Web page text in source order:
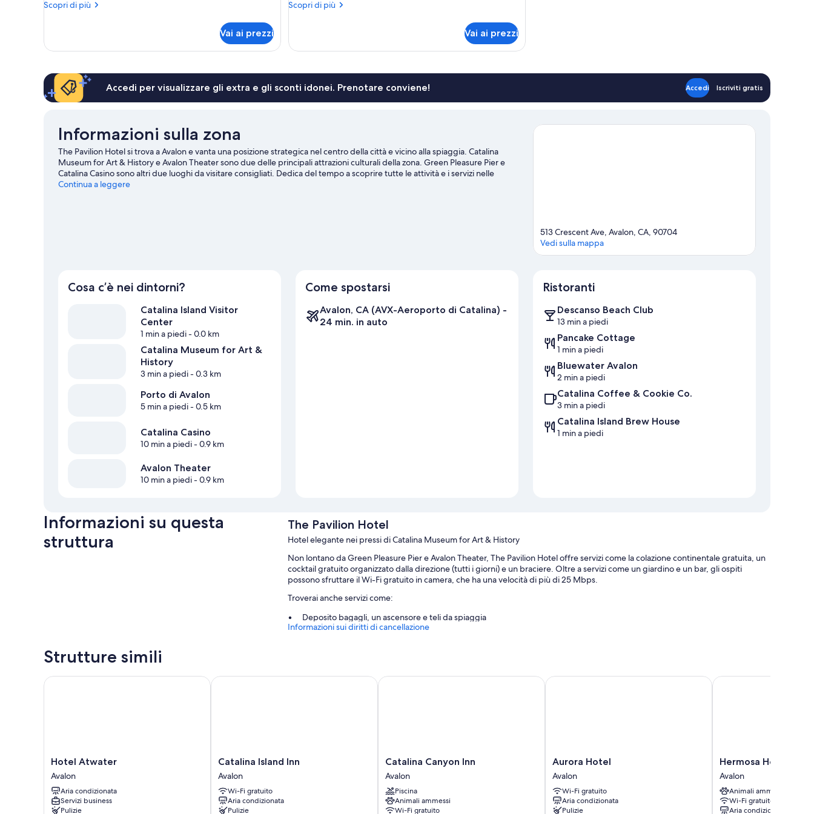
king
Scopri di più
Altri
Superior,
king
Vai ai prezzi
Scopri di più
Altri
Vai ai prezzi
Accedi per visualizzare gli extra e gli sconti idonei. Prenotare conviene! Accedi Iscriviti gratis
Informazioni sulla zona
The Pavilion Hotel si trova a Avalon e vanta una posizione strategica nel centro della città e vicino alla spiaggia. Catalina
Museum for Art & History e Avalon Theater sono due delle principali attrazioni culturali della zona. Green Pleasure Pier e
Catalina Casino sono altri due luoghi da visitare consigliati. Dedica del tempo a scoprire tutte le attività e i servizi nelle
vicinanze, come jogging e golf.
Continua a leggere
513 Crescent Ave, Avalon, CA, 90704
Vedi sulla mappa
Cosa c’è nei dintorni?
Catalina Island Visitor
Center
1 min a piedi- 0.0 km
Catalina Museum for Art &
History
3 min a piedi- 0.3 km
Porto di Avalon
5 min a piedi- 0.5 km
Catalina Casino
10 min a piedi- 0.9 km
Avalon Theater
10 min a piedi- 0.9 km
Come spostarsi
Avalon, CA (AVX-Aeroporto di Catalina) -
24 min. in auto
Ristoranti
Descanso Beach Club
13 min a piedi
Pancake Cottage
1 min a piedi
Bluewater Avalon
2 min a piedi
Catalina Coffee & Cookie Co.
3 min a piedi
Catalina Island Brew House
1 min a piedi
Informazioni su questa
struttura
The Pavilion Hotel
Hotel elegante nei pressi di Catalina Museum for Art & History
Non lontano da Green Pleasure Pier e Avalon Theater, The Pavilion Hotel offre servizi come la colazione continentale gratuita, un
cocktail gratuito organizzato dalla direzione (tutti i giorni) e un braciere. Oltre a servizi come un giardino e un bar, gli ospiti
possono sfruttare il Wi-Fi gratuito in camera, che ha una velocità di più di 25 Mbps.
Troverai anche servizi come:
Deposito bagagli, un ascensore e teli da spiaggia
Una reception aperta 24 ore su 24, un distributore automatico e arredamento da esterni
TV LCD con canali via cavo e lettori DVD
Frigoriferi, accessori per la preparazione di caffè/tè e riscaldamento
Informazioni sui diritti di cancellazione
Strutture simili
Hotel
Atwater
Avalon
Hotel Atwater
Avalon
Aria condizionata
Servizi business
Pulizie
Hotel Atwater
Catalina
Island
Inn
Avalon
Catalina Island Inn
Avalon
Wi-Fi gratuito
Aria condizionata
Pulizie
Catalina Island Inn
Catalina
Canyon
Inn
Avalon
Catalina Canyon Inn
Avalon
Piscina
Animali ammessi
Wi-Fi gratuito
Catalina Canyon Inn
Aurora
Hotel
Avalon
Aurora Hotel
Avalon
Wi-Fi gratuito
Aria condizionata
Pulizie
Aurora Hotel
Hermosa
Hotel
Avalon
Hermosa Hotel
Avalon
Animali ammessi
Wi-Fi gratuito
Aria condizionata
Hermosa Hotel